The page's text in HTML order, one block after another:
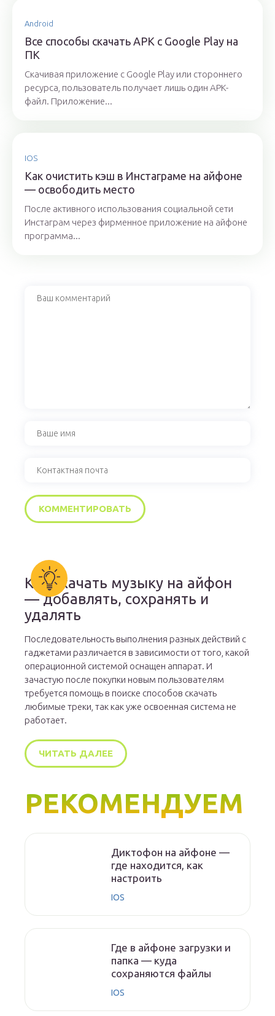
Android
Все способы скачать APK c Google Play на
ПК
Скачивая приложение с Google Play или стороннего
ресурса, пользователь получает лишь один APK-
файл. Приложение...
IOS
Как очистить кэш в Инстаграме на айфоне
— освободить место
После активного использования социальной сети
Инстаграм через фирменное приложение на айфоне
программа...
Как скачать музыку на айфон
— добавлять, сохранять и
удалять
Последовательность выполнения разных действий с
гаджетами различается в зависимости от того, какой
операционной системой оснащен аппарат. И
зачастую после покупки новым пользователям
требуется помощь в поиске способов скачать
любимые треки, так как уже освоенная система не
работает.
ЧИТАТЬ ДАЛЕЕ
РЕКОМЕНДУЕМ
Диктофон на айфоне —
где находится, как
настроить
IOS
Где в айфоне загрузки и
папка — куда
сохраняются файлы
IOS